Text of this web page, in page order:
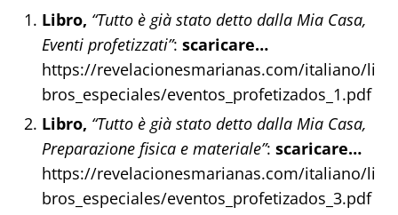
Libro, “Tutto è già stato detto dalla Mia Casa,
Eventi profetizzati”:scaricare…
https://revelacionesmarianas.com/italiano/li
bros_especiales/eventos_profetizados_1.pdf
Libro, “Tutto è già stato detto dalla Mia Casa,
Preparazione fisica e materiale”:scaricare…
https://revelacionesmarianas.com/italiano/li
bros_especiales/eventos_profetizados_3.pdf